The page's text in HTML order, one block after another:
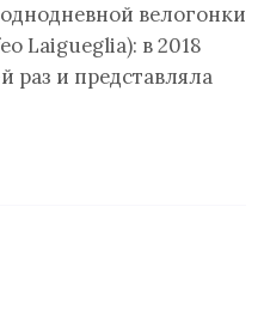
велогонки
Laigueglia): в 2018
раз и представляла